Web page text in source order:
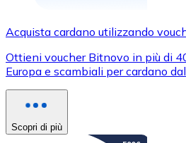
Acquista cardano utilizzando
Ottieni voucher Bitnovo in più di
Europa e scambiali per cardano
Scopri di più